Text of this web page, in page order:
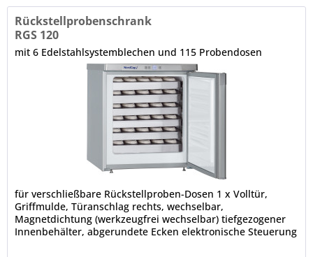
Rückstellprobenschrank
RGS 120
mit 6 Edelstahlsystemblechen und 115 Probendosen
für verschließbare Rückstellproben-Dosen 1 x Volltür,
Griffmulde, Türanschlag rechts, wechselbar,
Magnetdichtung (werkzeugfrei wechselbar) tiefgezogener
Innenbehälter, abgerundete Ecken elektronische Steuerung